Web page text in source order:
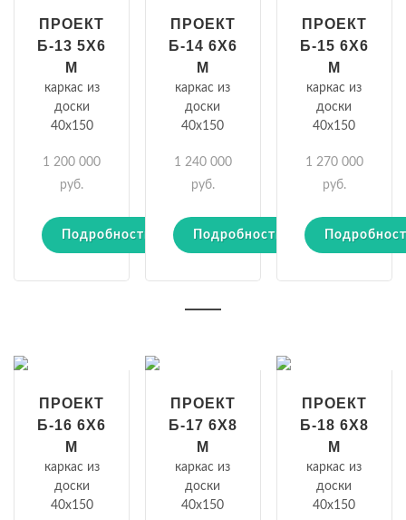
ПРОЕКТ
Б-13 5Х6
М
каркас из
доски
40х150
1 200 000
руб.
Подробности
ПРОЕКТ
Б-14 6Х6
М
каркас из
доски
40х150
1 240 000
руб.
Подробности
ПРОЕКТ
Б-15 6Х6
М
каркас из
доски
40х150
1 270 000
руб.
ПРОЕКТ
Б-16 6Х6
М
каркас из
доски
40х150
ПРОЕКТ
Б-17 6Х8
М
каркас из
доски
40х150
ПРОЕКТ
Б-18 6Х8
М
каркас из
доски
40х150